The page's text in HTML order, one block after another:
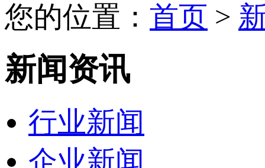
您的位置： 首页 >
新闻资讯
行业新闻
企业新闻